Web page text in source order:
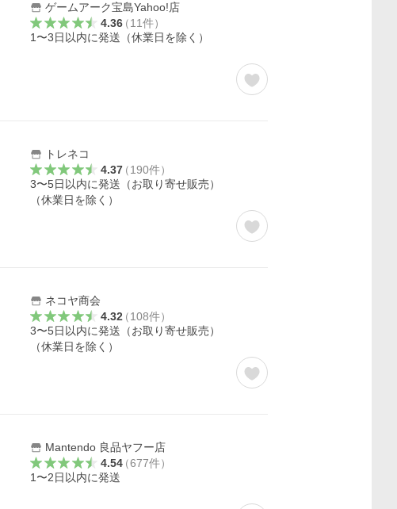
ゲームアーク宝島Yahoo!店
4.36（11件）
1〜3日以内に発送（休業日を除く）
トレネコ
4.37（190件）
3〜5日以内に発送（お取り寄せ販売）
（休業日を除く）
ネコヤ商会
4.32（108件）
3〜5日以内に発送（お取り寄せ販売）
（休業日を除く）
Mantendo 良品ヤフー店
4.54（677件）
1〜2日以内に発送